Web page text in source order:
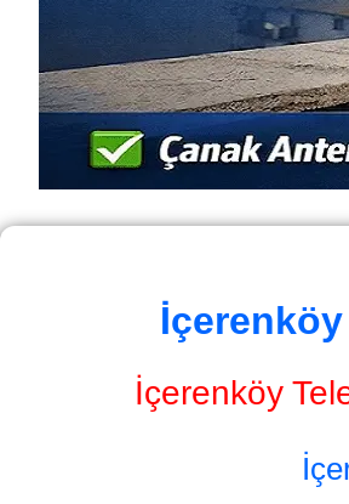
İçerenköy